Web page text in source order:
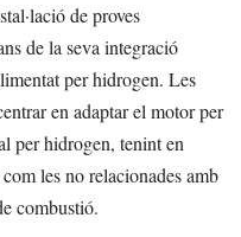
de proves
de la seva integració
per hidrogen. Les
en adaptar el motor per
per hidrogen, tenint en
les no relacionades amb
combustió.